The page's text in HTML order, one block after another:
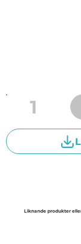
1
Liknande produkter